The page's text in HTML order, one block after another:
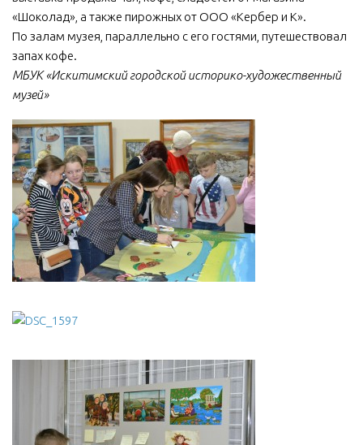
«Шоколад», а также пирожных от ООО «Кербер и К».
По залам музея, параллельно с его гостями, путешествовал
запах кофе.
МБУК «Искитимский городской историко-художественный
музей»